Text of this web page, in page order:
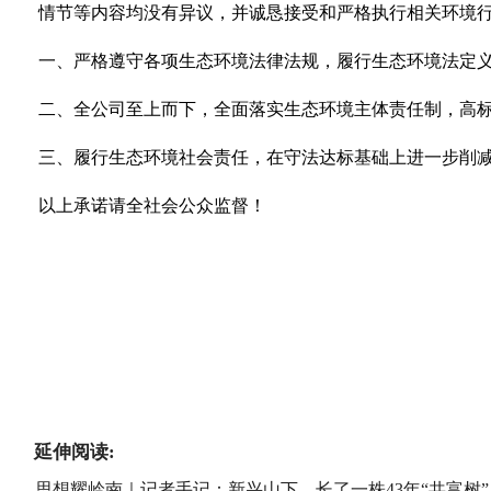
情节等内容均没有异议，并诚恳接受和严格执行相关环境
一、严格遵守各项生态环境法律法规，履行生态环境法定
二、全公司至上而下，全面落实生态环境主体责任制，
三、履行生态环境社会责任，在守法达标基础上进一步削
以上承诺请全社会公众监督！
延伸阅读: